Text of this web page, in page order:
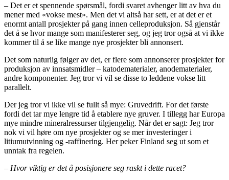
– Det er et spennende spørsmål, fordi svaret avhenger litt av hva du
mener med «vokse mest». Men det vi altså har sett, er at det er et
enormt antall prosjekter på gang innen celleproduksjon. Så gjenstår
det å se hvor mange som manifesterer seg, og jeg tror også at vi ikke
kommer til å se like mange nye prosjekter bli annonsert.
Det som naturlig følger av det, er flere som annonserer prosjekter for
produksjon av innsatsmidler – katodematerialer, anodematerialer,
andre komponenter. Jeg tror vi vil se disse to leddene vokse litt
parallelt.
Der jeg tror vi ikke vil se fullt så mye: Gruvedrift. For det første
fordi det tar mye lengre tid å etablere nye gruver. I tillegg har Europa
mye mindre mineralressurser tilgjengelig. Når det er sagt: Jeg tror
nok vi vil høre om nye prosjekter og se mer investeringer i
litiumutvinning og -raffinering. Her peker Finland seg ut som et
unntak fra regelen.
– Hvor viktig er det å posisjonere seg raskt i dette racet?